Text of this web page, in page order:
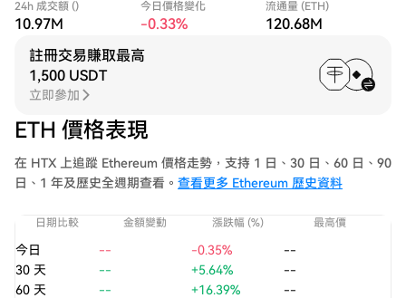
24h 成交額 ()
10.97M
今日價格變化
-0.33%
流通量 (ETH)
120.68M
註冊交易賺取最高
1,500 USDT
立即參加
ETH 價格表現
在 HTX 上追蹤 Ethereum 價格走勢，支持 1 日、30 日、60 日、90
日、1 年及歷史全週期查看。 查看更多 Ethereum 歷史資料
日期比較 金額變動 漲跌幅 (%) 最高價
今日 -- -0.35%
--
30 天
-- +5.64%
--
60 天
-- +16.39%
--